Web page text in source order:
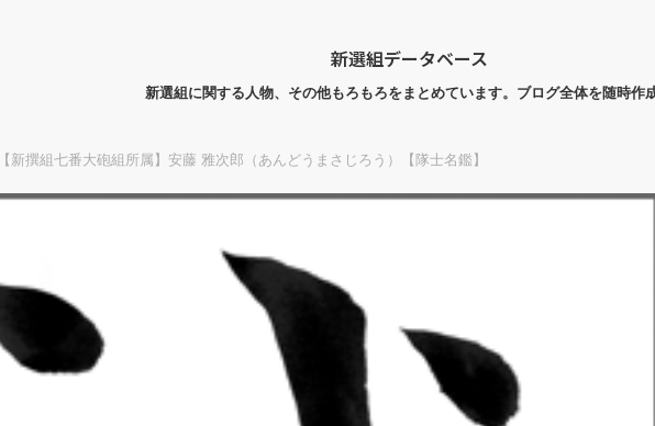
新選組データベース
新選組に関する人物、その他もろもろをまとめています。ブログ全体を随時作
【新撰組七番大砲組所属】安藤 雅次郎（あんどうまさじろう）【隊士名鑑】